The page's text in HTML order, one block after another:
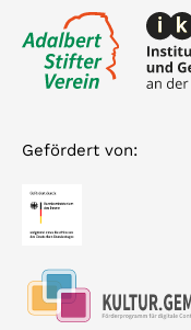
Gefördert von: